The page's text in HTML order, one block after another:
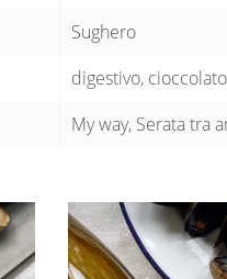
Sughero
digestivo,
My way, Serata tra